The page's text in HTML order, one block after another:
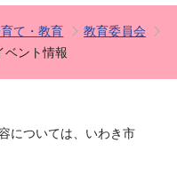
て・教育
教育委員会
ベント情報
については、いわき市